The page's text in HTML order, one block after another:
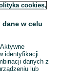
cookies,
dane w celu
identyfikacji.
danych z
lub